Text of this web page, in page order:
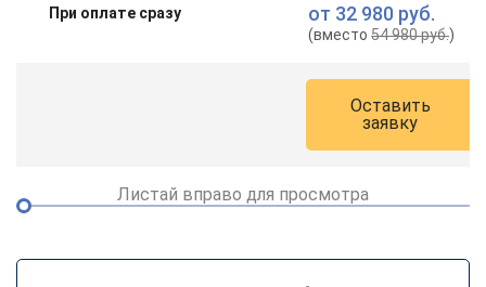
При оплате сразу от 32 980 руб.
(вместо54 980 руб.)
Оставить
заявку
Листай вправо для просмотра